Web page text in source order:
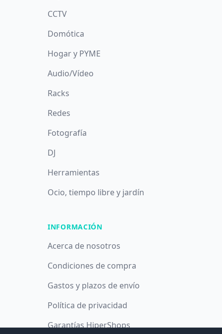
CCTV
Domótica
Hogar y PYME
Audio/Vídeo
Racks
Redes
Fotografía
DJ
Herramientas
Ocio, tiempo libre y jardín
INFORMACIÓN
Acerca de nosotros
Condiciones de compra
Gastos y plazos de envío
Política de privacidad
Garantías HiperShops